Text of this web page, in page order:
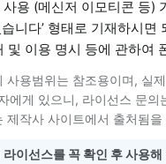
용 (메신저 이모티콘 등)
니다’ 형태로 기재하시면
및 이용 명시 등에 관하
사용범위는 참조용이며, 실
에게 있으니, 라이선스 문
제작사 사이트에서 출처됨을
이선스를 꼭 확인 후 사용해